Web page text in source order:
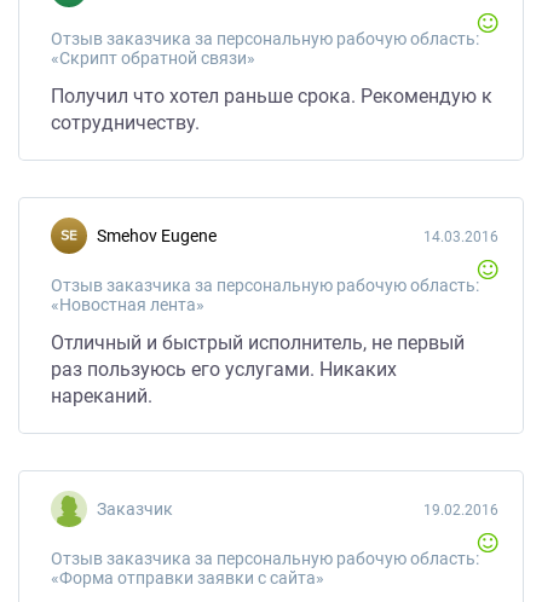
Отзыв заказчика за персональную рабочую область:
«Скрипт обратной связи»
Получил что хотел раньше срока. Рекомендую к
сотрудничеству.
Smehov Eugene
Отзыв заказчика за персональную рабочую область:
«Новостная лента»
14.03.2016
Отличный и быстрый исполнитель, не первый
раз пользуюсь его услугами. Никаких
нареканий.
Заказчик
Отзыв заказчика за персональную рабочую область:
«Форма отправки заявки с сайта»
19.02.2016